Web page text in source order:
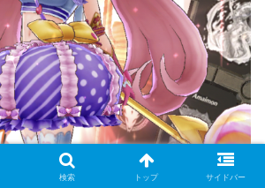
検索 トップ サイドバー